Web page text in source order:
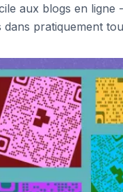
aux blogs en ligne
pratiquement